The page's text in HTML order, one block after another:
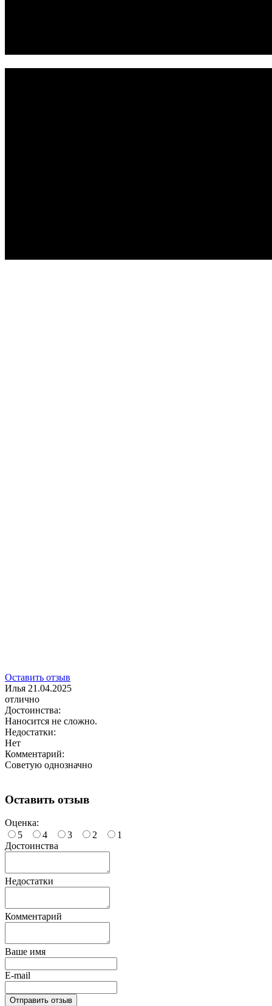
Оставить отзыв
Илья 21.04.2025
отлично
Достоинства:
Наносится не сложно.
Недостатки:
Нет
Комментарий:
Советую однозначно
Оставить отзыв
Оценка:
5
4 3 2
1
Достоинства
Недостатки
Комментарий
Ваше имя
E-mail